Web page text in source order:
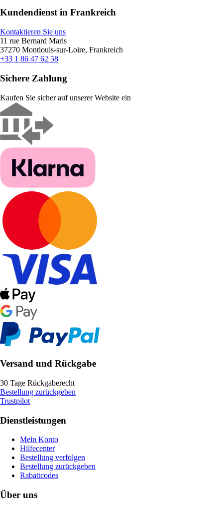
Kundendienst in Frankreich
Kontaktieren Sie uns
11 rue Bernard Maris
37270 Montlouis-sur-Loire, Frankreich
+33 1 86 47 62 58
Sichere Zahlung
Kaufen Sie sicher auf unserer Website ein
Versand und Rückgabe
30 Tage Rückgaberecht
Bestellung zurückgeben
Trustpilot
Dienstleistungen
Mein Konto
Hilfecenter
Bestellung verfolgen
Bestellung zurückgeben
Rabattcodes
Über uns